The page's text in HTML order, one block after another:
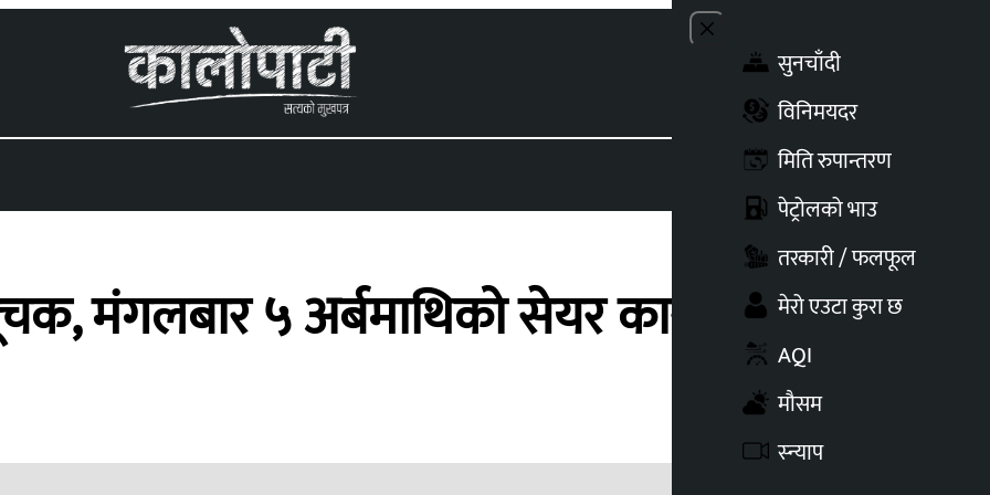
Close menu
सुनचाँदी
विनिमयदर
मिति रुपान्तरण
पेट्रोलको भाउ
तरकारी / फलफूल
मेरो एउटा कुरा छ
AQI
मौसम
स्न्याप
मंगलबार ५ अर्बमाथिको सेयर कारोबार